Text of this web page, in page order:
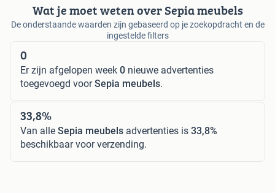
Wat je moet weten over Sepia meubels
De onderstaande waarden zijn gebaseerd op je zoekopdracht en de
ingestelde filters
0
Er zijn afgelopen week 0 nieuwe advertenties
toegevoegd voorSepia meubels.
33,8%
Van alle Sepia meubels advertenties is 33,8%
beschikbaar voor verzending.